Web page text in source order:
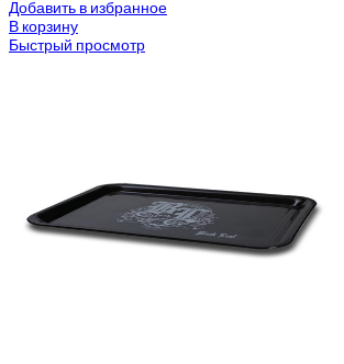
Добавить в избранное
В корзину
Быстрый просмотр